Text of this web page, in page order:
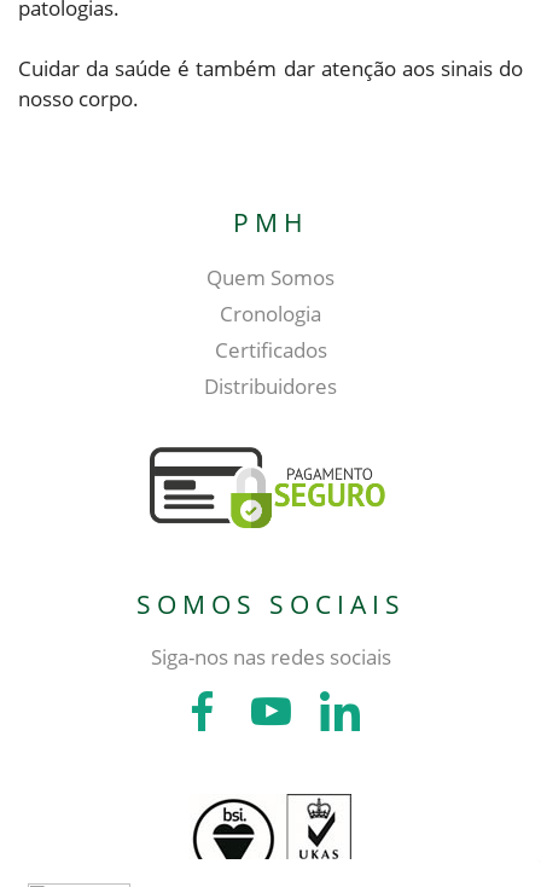
patologias.
Cuidar da saúde é também dar atenção aos sinais do
nosso corpo.
PMH
Quem Somos
Cronologia
Certificados
Distribuidores
SOMOS SOCIAIS
Siga-nos nas redes sociais